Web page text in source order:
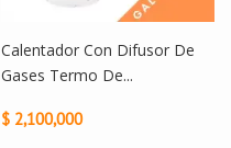
Calentador Con Difusor De
Gases Termo De...
$ 2,100,000